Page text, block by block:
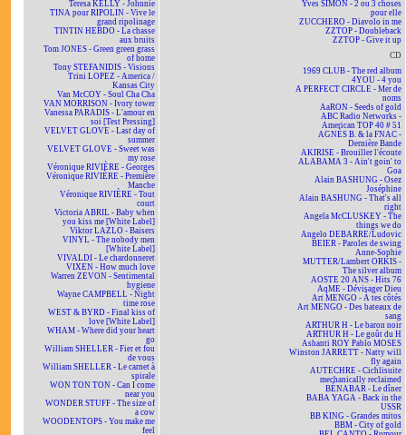
Teresa KELLY - Johnnie
TINA pour RIPOLIN - Vive le
grand ripolinage
TINTIN HEBDO - La chasse
aux bruits
Tom JONES - Green green grass
of home
Tony STEFANIDIS - Visions
Trini LOPEZ - America /
Kansas City
Van McCOY - Soul Cha Cha
VAN MORRISON - Ivory tower
Vanessa PARADIS - L'amour en
soi [Test Pressing]
VELVET GLOVE - Last day of
summer
VELVET GLOVE - Sweet was
my rose
Véronique RIVIÈRE - Georges
Véronique RIVIÈRE - Première
Manche
Véronique RIVIÈRE - Tout
court
Victoria ABRIL - Baby when
you kiss me [White Label]
Viktor LAZLO - Baisers
VINYL - The nobody men
[White Label]
VIVALDI - Le chardonneret
VIXEN - How much love
Warren ZEVON - Sentimental
hygiene
Wayne CAMPBELL - Night
time rose
WEST & BYRD - Final kiss of
love [White Label]
WHAM - Where did your heart
go
William SHELLER - Fier et fou
de vous
William SHELLER - Le carnet à
spirale
WON TON TON - Can I come
near you
WONDER STUFF - The size of
a cow
WOODENTOPS - You make me
feel
Yves SIMON - 2 ou 3 choses
pour elle
ZUCCHERO - Diavolo in me
ZZTOP - Doubleback
ZZTOP - Give it up
CD
1969 CLUB - The red album
4YOU - 4 you
A PERFECT CIRCLE - Mer de
noms
AaRON - Seeds of gold
ABC Radio Networks -
American TOP 40 # 51
AGNÈS B. & la FNAC -
Dernière Bande
AKIRISE - Brouiller l'écoute
ALABAMA 3 - Ain't goin' to
Goa
Alain BASHUNG - Osez
Joséphine
Alain BASHUNG - That's all
right
Angela McCLUSKEY - The
things we do
Angelo DEBARRE/Ludovic
BEIER - Paroles de swing
Anne-Sophie
MUTTER/Lambert ORKIS -
The silver album
AOSTE 20 ANS - Hits 76
AqME - Dévisager Dieu
Art MENGO - À tes côtés
Art MENGO - Des bateaux de
sang
ARTHUR H - Le baron noir
ARTHUR H - Le goût du H
Ashanti ROY Pablo MOSES
Winston JARRETT - Natty will
fly again
AUTECHRE - Cichlisuite
mechanically reclaimed
BÉNABAR - Le dîner
BABA YAGA - Back in the
USSR
BB KING - Grandes mitos
BBM - City of gold